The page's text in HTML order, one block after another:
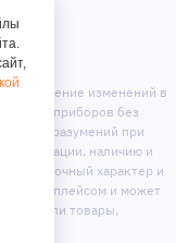
на внесение изменений в
приборов без
недоразумений при
наличию и
справочный характер и
маркет-плейсом и может
или товары,